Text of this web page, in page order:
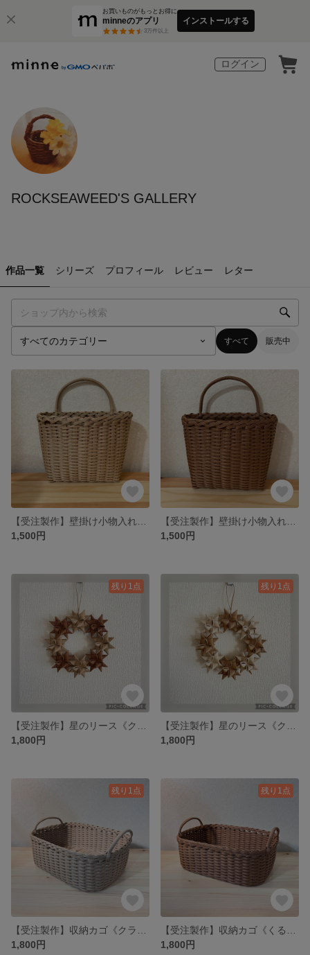
お買いものがもっとお得に
minneのアプリ
3万件以上
インストールする
ログイン
ROCKSEAWEED'S GALLERY
作品一覧 シリーズ プロフィール レビュー レター
すべて 販売中
1,500円
1,500円
残り1点
1,800円
残り1点
1,800円
残り1点
1,800円
残り1点
1,800円